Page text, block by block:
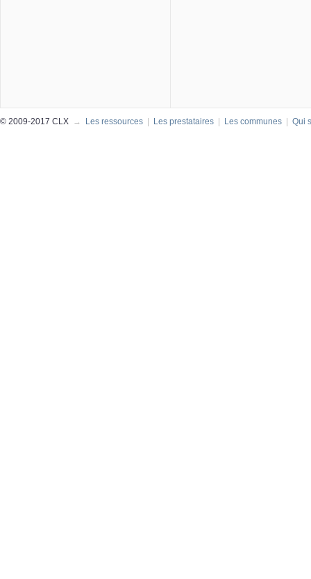
© 2009-2017 CLX → Les ressources Les prestataires Les communes Qui